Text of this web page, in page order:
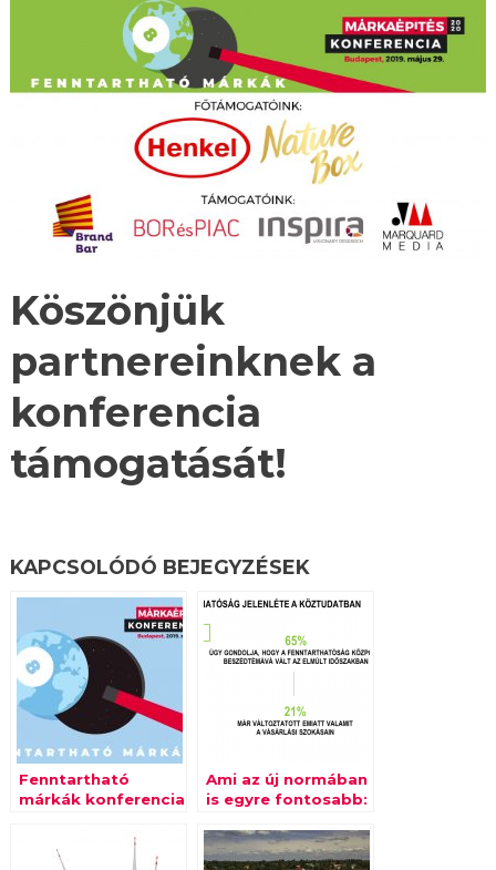
Köszönjük
partnereinknek a
konferencia
támogatását!
KAPCSOLÓDÓ BEJEGYZÉSEK
Fenntartható
márkák konferencia
Ami az új normában
is egyre fontosabb: